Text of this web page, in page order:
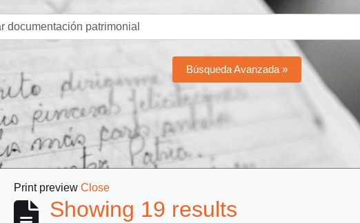
Búsqueda Avanzada »
Print preview Close
Showing 19 results